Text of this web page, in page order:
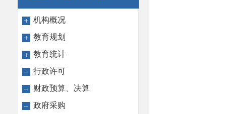
机构概况
教育规划
教育统计
行政许可
财政预算、决算
政府采购